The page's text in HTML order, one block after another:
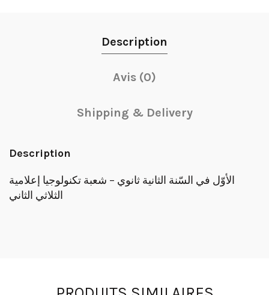
Description
Avis (0)
Shipping & Delivery
Description
الأوّل في السّنة الثانية ثانوي – شعبة تكنولوجيا إعلامية
الثلاثي الثاني